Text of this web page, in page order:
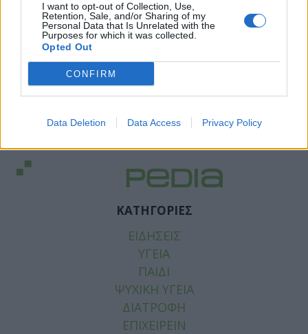
I want to opt-out of Collection, Use,
Retention, Sale, and/or Sharing of my
Personal Data that Is Unrelated with the
Purposes for which it was collected.
Opted Out
CONFIRM
Data Deletion Data Access Privacy Policy
ΚΑΤΗΓΟΡΙΕΣ
ΕΙΔΗΣΕΙΣ
ΥΓΕΙΑ
ΠΑΙΔΙ
ΨΥΧΙΚΗ ΥΓΕΙΑ
ΔΙΑΤΡΟΦΗ
ΕΠΙΧΕΙΡΕΙΝ